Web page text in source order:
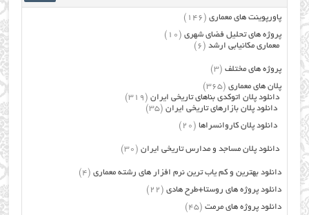
پاورپوینت های معماری (146)
پروژه های تحلیل فضای شهری (10)
معماری مکانیابی ارشد (6)
پروژه های مختلف (3)
پلان های معماری (365)
دانلود پلان اتوکدی بناهای تاریخی ایران (319)
دانلود پلان بازارهای تاریخی ایران (35)
دانلود پلان کاروانسراها (20)
دانلود پلان مساجد و مدارس تاریخی ایران (30)
دانلود بهترین و کم یاب ترین نرم افزار های رشته معماری (4)
دانلود پروژه های روستا+طرح هادی (22)
دانلود پروژه های مرمت (45)